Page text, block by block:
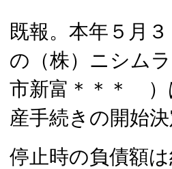
既報。本年５月
の（株）ニシム
市新富＊＊＊ ）
産手続きの開始
停止時の負債額